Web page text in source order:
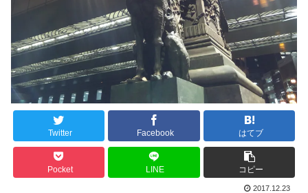
Twitter Facebook はてブ
Pocket LINE コピー
2017.12.23